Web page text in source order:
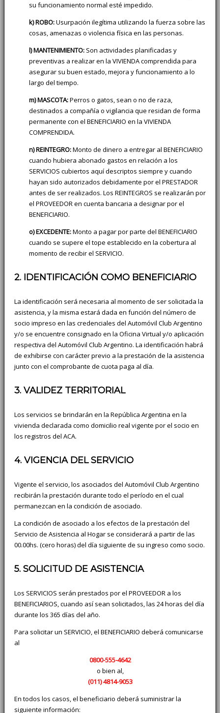
su funcionamiento normal esté impedido.
k) ROBO:Usurpación ilegítima utilizando la fuerza sobre las
cosas, amenazas o violencia física en las personas.
l) MANTENIMIENTO: Son actividades planificadas y
preventivas a realizar en la VIVIENDA comprendida para
asegurar su buen estado, mejora y funcionamiento a lo
largo del tiempo.
m) MASCOTA:Perros o gatos, sean o no de raza,
destinados a compañía o vigilancia que residan de forma
permanente con el BENEFICIARIO en la VIVIENDA
COMPRENDIDA.
n) REINTEGRO:Monto de dinero a entregar al BENEFICIARIO
cuando hubiera abonado gastos en relación a los
SERVICIOS cubiertos aquí descriptos siempre y cuando
hayan sido autorizados debidamente por el PRESTADOR
antes de ser realizados. Los REINTEGROS se realizarán por
el PROVEEDOR en cuenta bancaria a designar por el
BENEFICIARIO.
o) EXCEDENTE:Monto a pagar por parte del BENEFICIARIO
cuando se supere el tope establecido en la cobertura al
momento de recibir el SERVICIO.
2. IDENTIFICACIÓN COMO BENEFICIARIO
La identificación será necesaria al momento de ser solicitada la
asistencia, y la misma estará dada en función del número de
socio impreso en las credenciales del Automóvil Club Argentino
y/o se encuentre consignado en la Oficina Virtual y/o aplicación
respectiva del Automóvil Club Argentino. La identificación habrá
de exhibirse con carácter previo a la prestación de la asistencia
junto con el comprobante de cuota paga al día.
3. VALIDEZ TERRITORIAL
Los servicios se brindarán en la República Argentina en la
vivienda declarada como domicilio real vigente por el socio en
los registros del ACA.
4. VIGENCIA DEL SERVICIO
Vigente el servicio, los asociados del Automóvil Club Argentino
recibirán la prestación durante todo el período en el cual
permanezcan en la condición de asociado.
La condición de asociado a los efectos de la prestación del
Servicio de Asistencia al Hogar se considerará a partir de las
00.00hs. (cero horas) del día siguiente de su ingreso como socio.
5. SOLICITUD DE ASISTENCIA
Los SERVICIOS serán prestados por el PROVEEDOR a los
BENEFICIARIOS, cuando así sean solicitados, las 24 horas del día
durante los 365 días del año.
Para solicitar un SERVICIO, el BENEFICIARIO deberá comunicarse
al
0800-555-4642
o bien al,
(011)4814-9053
En todos los casos, el beneficiario deberá suministrar la
siguiente información: